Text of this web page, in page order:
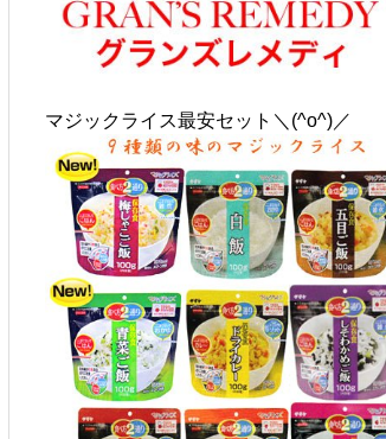
マジックライス最安セット＼(^o^)／